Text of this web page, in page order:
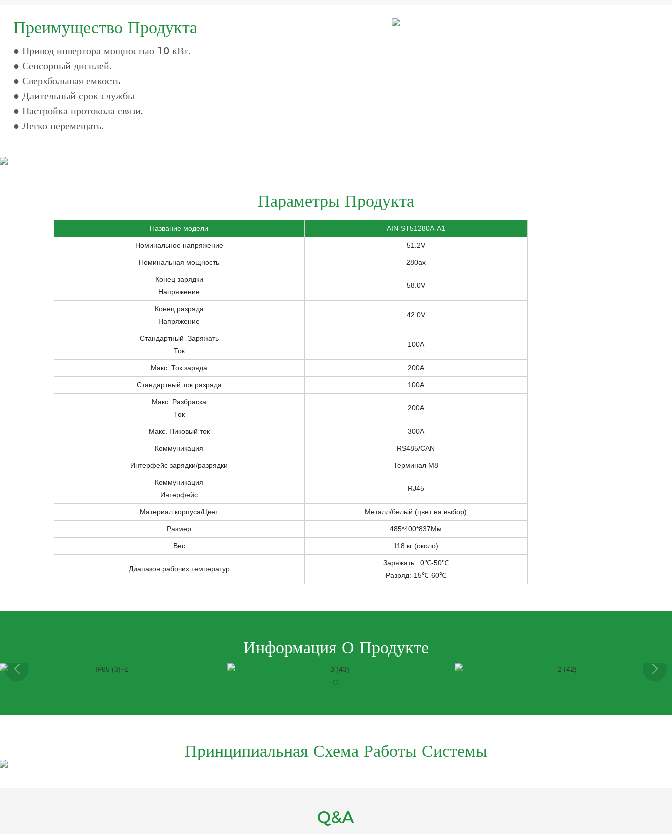
Преимущество Продукта
● Привод инвертора мощностью 10 кВт.
● Сенсорный дисплей.
● Сверхбольшая емкость
● Длительный срок службы
● Настройка протокола связи.
● Легко перемещать.
Параметры Продукта
Название модели AIN-ST51280A-A1
Номинальное напряжение 51.2V
Номинальная мощность 280ах
Конец зарядки
Напряжение
58.0V
Конец разряда
Напряжение
42.0V
Стандартный Заряжать
Ток
100A
Макс. Ток заряда 200A
Стандартный ток разряда 100A
Макс. Разбраска
Ток
200A
Макс. Пиковый ток 300A
Коммуникация RS485/CAN
Интерфейс зарядки/разрядки Терминал М8
Коммуникация
Интерфейс
RJ45
Материал корпуса/Цвет Металл/белый (цвет на выбор)
Размер 485*400*837Мм
Вес 118 кг (около)
Диапазон рабочих температур
Заряжать: 0℃-50℃
Разряд:-15℃-60℃
Информация О Продукте
Принципиальная Схема Работы Системы
Q&A